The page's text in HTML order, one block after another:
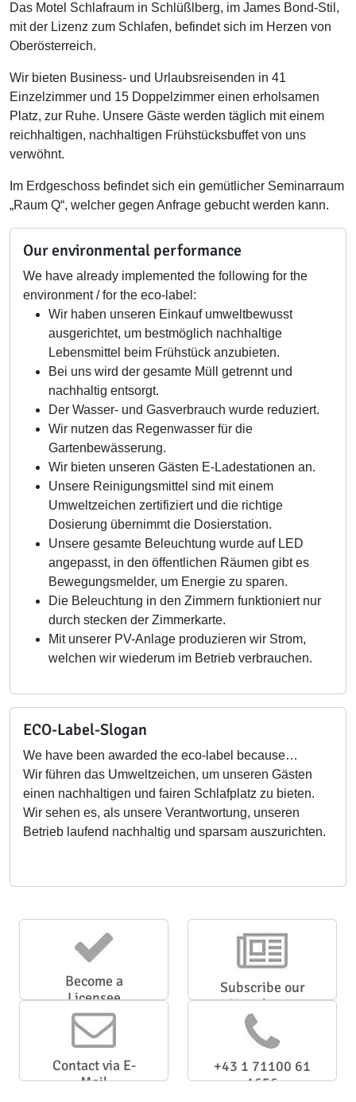
Das Motel Schlafraum in Schlüßlberg, im James Bond-Stil,
mit der Lizenz zum Schlafen, befindet sich im Herzen von
Oberösterreich.
Wir bieten Business- und Urlaubsreisenden in 41
Einzelzimmer und 15 Doppelzimmer einen erholsamen
Platz, zur Ruhe. Unsere Gäste werden täglich mit einem
reichhaltigen, nachhaltigen Frühstücksbuffet von uns
verwöhnt.
Im Erdgeschoss befindet sich ein gemütlicher Seminarraum
„Raum Q“, welcher gegen Anfrage gebucht werden kann.
Our environmental performance
We have already implemented the following for the
environment / for the eco-label:
Wir haben unseren Einkauf umweltbewusst
ausgerichtet, um bestmöglich nachhaltige
Lebensmittel beim Frühstück anzubieten.
Bei uns wird der gesamte Müll getrennt und
nachhaltig entsorgt.
Der Wasser- und Gasverbrauch wurde reduziert.
Wir nutzen das Regenwasser für die
Gartenbewässerung.
Wir bieten unseren Gästen E-Ladestationen an.
Unsere Reinigungsmittel sind mit einem
Umweltzeichen zertifiziert und die richtige
Dosierung übernimmt die Dosierstation.
Unsere gesamte Beleuchtung wurde auf LED
angepasst, in den öffentlichen Räumen gibt es
Bewegungsmelder, um Energie zu sparen.
Die Beleuchtung in den Zimmern funktioniert nur
durch stecken der Zimmerkarte.
Mit unserer PV-Anlage produzieren wir Strom,
welchen wir wiederum im Betrieb verbrauchen.
ECO-Label-Slogan
We have been awarded the eco-label because…
Wir führen das Umweltzeichen, um unseren Gästen
einen nachhaltigen und fairen Schlafplatz zu bieten.
Wir sehen es, als unsere Verantwortung, unseren
Betrieb laufend nachhaltig und sparsam auszurichten.
Become a
Licensee
Subscribe our
Newsletter
Contact via E-
Mail
+43 1 71100 61
1656